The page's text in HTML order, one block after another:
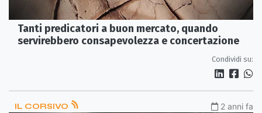
Tanti predicatori a buon mercato, quando
servirebbero consapevolezza e concertazione
Condividi su:
IL CORSIVO 2 anni fa